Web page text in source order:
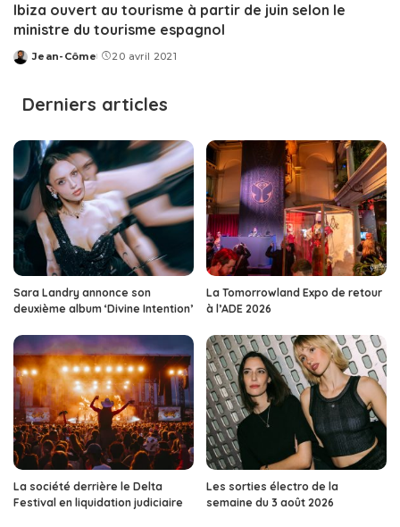
Ibiza ouvert au tourisme à partir de juin selon le
ministre du tourisme espagnol
Posted
Jean-Côme 20 avril 2021
Derniers articles
Sara Landry annonce son
deuxième album ‘Divine Intention’
La Tomorrowland Expo de retour
à l’ADE 2026
La société derrière le Delta
Festival en liquidation judiciaire
Les sorties électro de la
semaine du 3 août 2026